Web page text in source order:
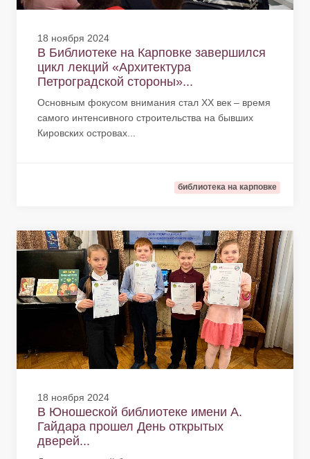
18 ноября 2024
В Библиотеке на Карповке завершился
цикл лекций «Архитектура
Петроградской стороны»...
Основным фокусом внимания стал XX век – время
самого интенсивного строительства на бывших
Кировских островах...
библиотека на карповке
18 ноября 2024
В Юношеской библиотеке имени А.
Гайдара прошел День открытых
дверей...